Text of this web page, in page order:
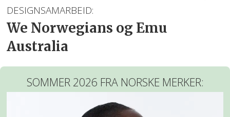
DESIGNSAMARBEID:
We Norwegians og Emu
Australia
SOMMER 2026 FRA NORSKE MERKER: